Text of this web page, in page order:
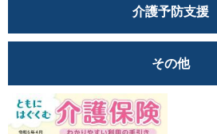
介護予防支援
その他